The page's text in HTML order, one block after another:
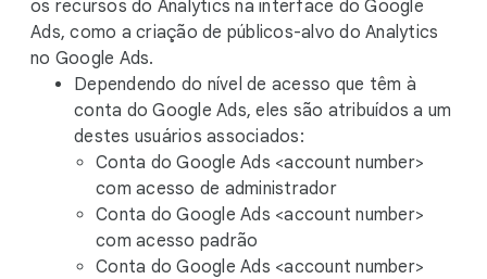
os recursos do Analytics na interface do Google
Ads, como a criação de públicos-alvo do Analytics
no Google Ads.
Dependendo do nível de acesso que têm à
conta do Google Ads, eles são atribuídos a um
destes usuários associados:
Conta do Google Ads <account number>
com acesso de administrador
Conta do Google Ads <account number>
com acesso padrão
Conta do Google Ads <account number>